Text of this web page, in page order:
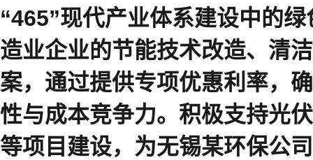
“465”现代产业体系建设中的
造业企业的节能技术改造、清
案， 通过提供专项优惠利率，
性与成本竞争力。积极支持光
等项目建设，为无锡某环保公